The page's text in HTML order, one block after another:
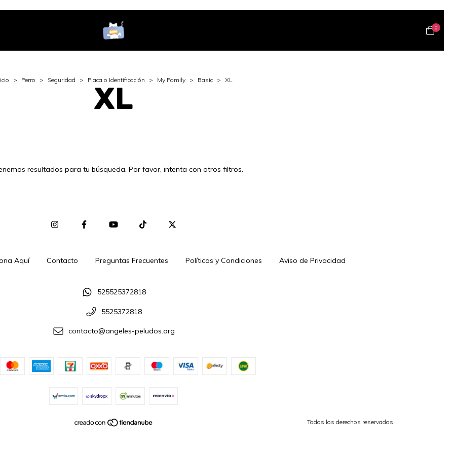
0
> Perro > Seguridad > Placa o Identificación > My Family > Basic > XL
XL
resultados para tu búsqueda. Por favor, intenta con otros filtros.
Aquí Contacto Preguntas Frecuentes Políticas y Condiciones Aviso de Privacidad
525525372818
5525372818
contacto@angeles-peludos.org
Todos los derechos reservados.